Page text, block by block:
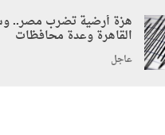
هزة أرضية تضرب مصر..
القاهرة وعدة محافظات
عاجل